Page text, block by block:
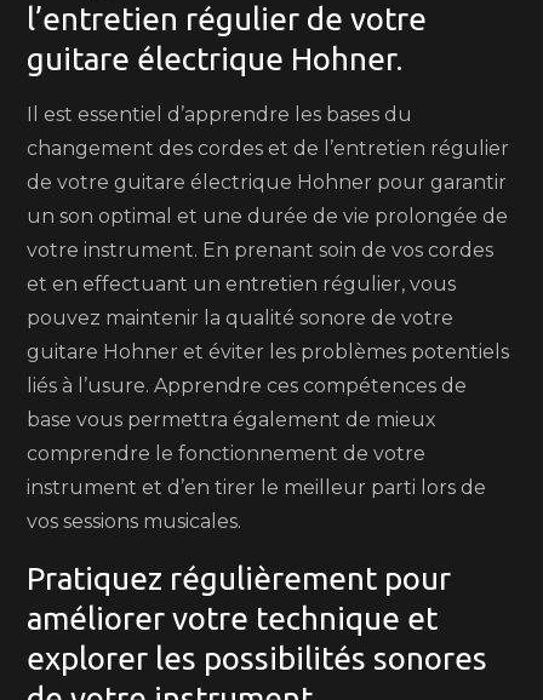
l’entretien régulier de votre
guitare électrique Hohner.
Il est essentiel d’apprendre les bases du
changement des cordes et de l’entretien régulier
de votre guitare électrique Hohner pour garantir
un son optimal et une durée de vie prolongée de
votre instrument. En prenant soin de vos cordes
et en effectuant un entretien régulier, vous
pouvez maintenir la qualité sonore de votre
guitare Hohner et éviter les problèmes potentiels
liés à l’usure. Apprendre ces compétences de
base vous permettra également de mieux
comprendre le fonctionnement de votre
instrument et d’en tirer le meilleur parti lors de
vos sessions musicales.
Pratiquez régulièrement pour
améliorer votre technique et
explorer les possibilités sonores